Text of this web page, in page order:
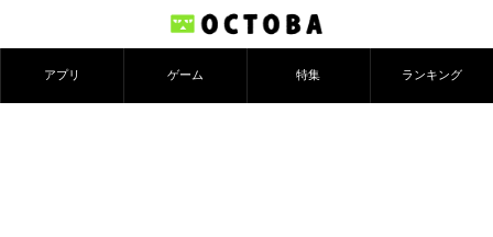
アプリ ゲーム 特集 ランキング